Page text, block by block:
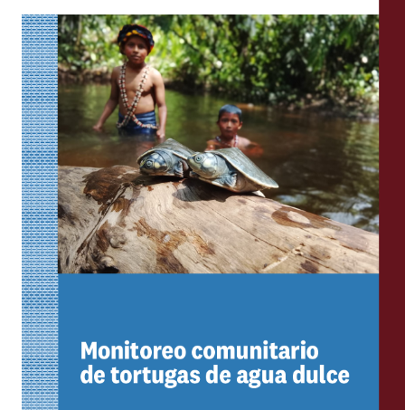
Annual Reports